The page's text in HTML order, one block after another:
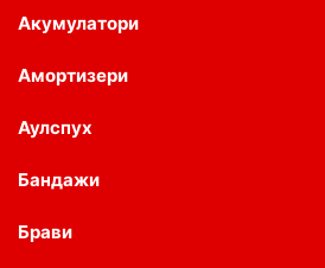
Акумулатори
Амортизери
Аулспух
Бандажи
Брави